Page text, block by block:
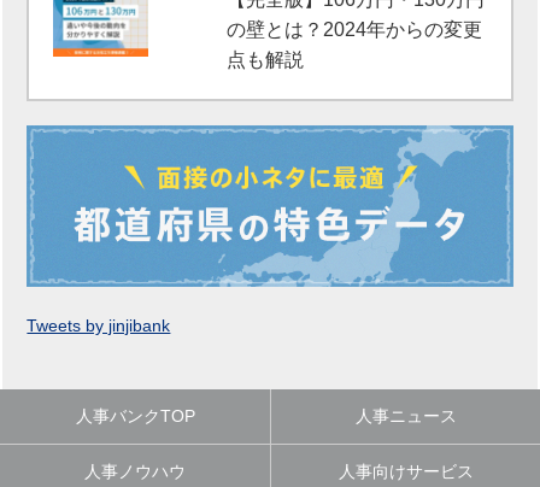
の壁とは？2024年からの変更
点も解説
Tweets by jinjibank
人事バンクTOP 人事ニュース
人事ノウハウ 人事向けサービス